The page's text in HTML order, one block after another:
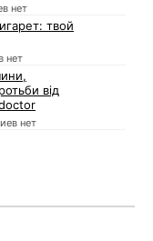
нет
твой
нет
від
нет